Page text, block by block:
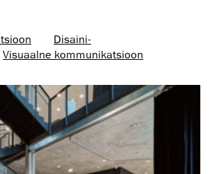
Disaini­­
Visuaalne kommunikatsioon